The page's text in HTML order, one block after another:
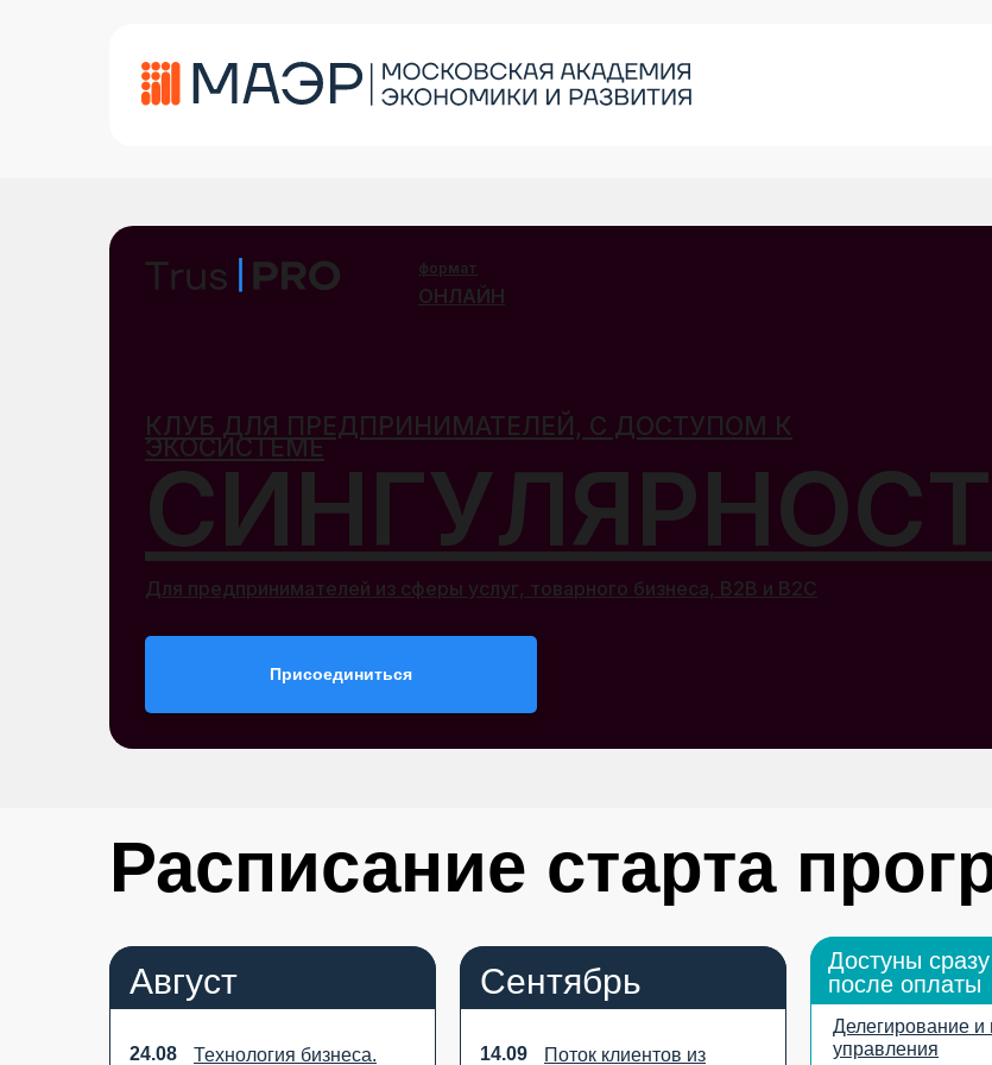
ОНЛАЙН
формат
КЛУБ ДЛЯ ПРЕДПРИНИМАТЕЛЕЙ, С ДОСТУПОМ К
ЭКОСИСТЕМЕ
Для предпринимателей из сферы услуг, товарного бизнеса, B2B и B2C
Присоединиться
Расписание старта
24.08
Технология бизнеса.
Август
14.09
Поток клиентов из
Сентябрь
Достуны сразу
после оплаты
Делегирование и
управления